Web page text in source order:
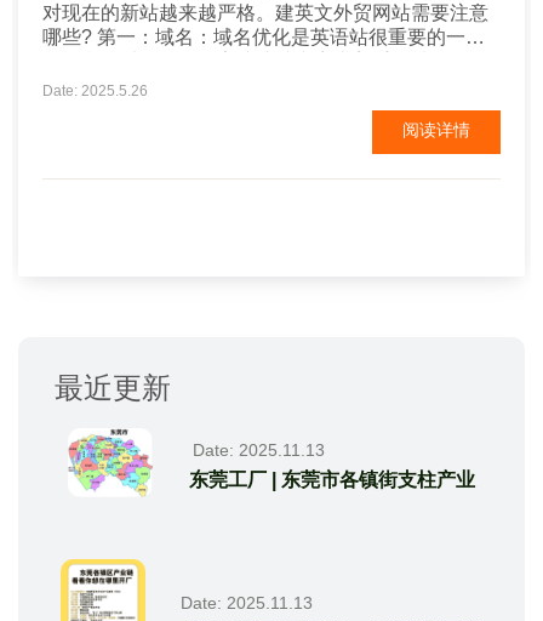
对现在的新站越来越严格。建英文外贸网站需要注意
哪些? 第一：域名：域名优化是英语站很重要的一
般域名以英语单词组合或者以”-“横扛，一般英语由几
个单词组合最好以横扛为代表容易看懂，虽然域名较
描述。标题的写法是很重要的，因为老外看信息一般
都从标题和描述...
Date: 2025.5.26
阅读详情
最近更新
Date: 2025.11.13
东莞工厂 | 东莞市各镇街支柱产业
Date: 2025.11.13